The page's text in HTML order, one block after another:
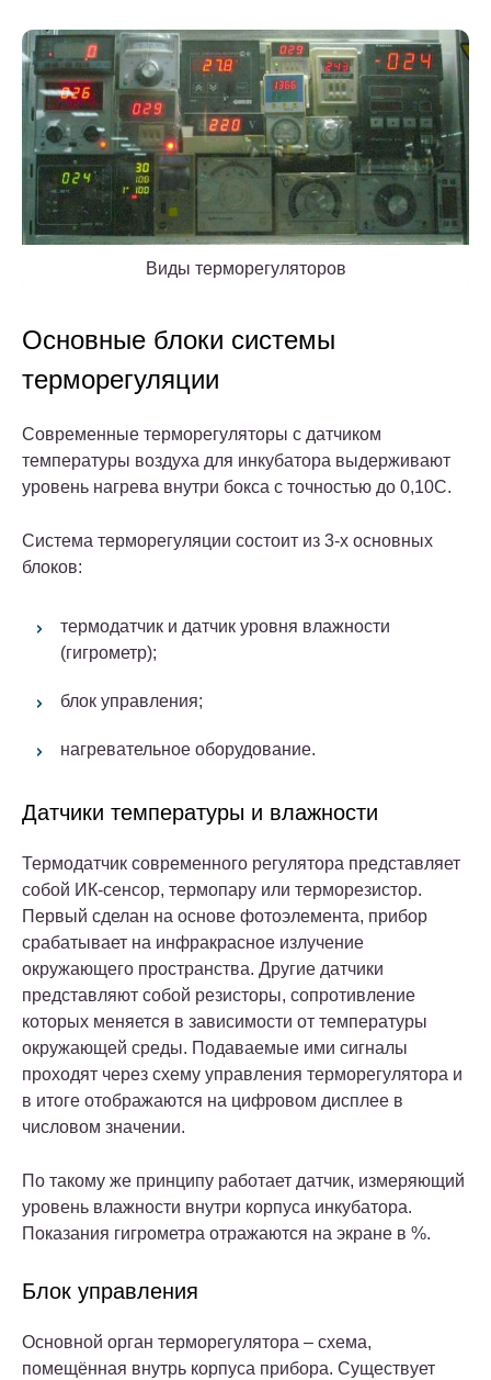
Виды терморегуляторов
Основные блоки системы
терморегуляции
Современные терморегуляторы с датчиком
температуры воздуха для инкубатора выдерживают
уровень нагрева внутри бокса с точностью до 0,10С.
Система терморегуляции состоит из 3-х основных
блоков:
термодатчик и датчик уровня влажности
(гигрометр);
блок управления;
нагревательное оборудование.
Датчики температуры и влажности
Термодатчик современного регулятора представляет
собой ИК-сенсор, термопару или терморезистор.
Первый сделан на основе фотоэлемента, прибор
срабатывает на инфракрасное излучение
окружающего пространства. Другие датчики
представляют собой резисторы, сопротивление
которых меняется в зависимости от температуры
окружающей среды. Подаваемые ими сигналы
проходят через схему управления терморегулятора и
в итоге отображаются на цифровом дисплее в
числовом значении.
По такому же принципу работает датчик, измеряющий
уровень влажности внутри корпуса инкубатора.
Показания гигрометра отражаются на экране в %.
Блок управления
Основной орган терморегулятора – схема,
помещённая внутрь корпуса прибора. Существует